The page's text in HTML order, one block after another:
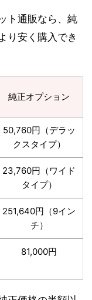
ト通販なら、純
り安く購入でき
純正オプション
50,760円（デラッ
クスタイプ）
23,760円（ワイド
タイプ）
251,640円（9イン
チ）
81,000円